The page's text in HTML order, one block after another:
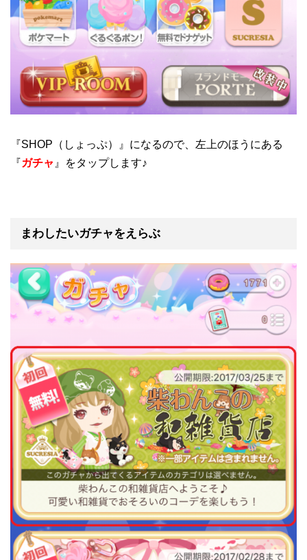
『SHOP（しょっぷ）』になるので、左上のほうにある
『ガチャ 』をタップします♪
まわしたいガチャをえらぶ